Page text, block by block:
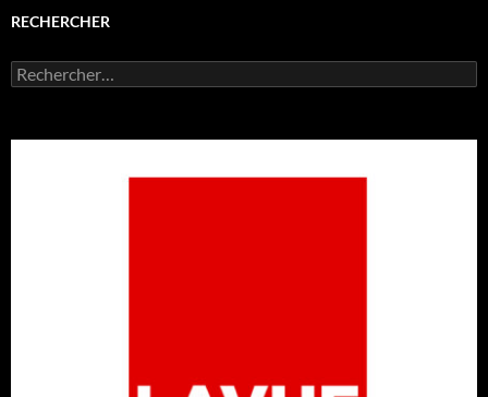
RECHERCHER
Rechercher :